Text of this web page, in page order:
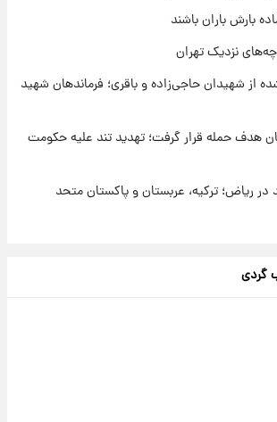
شد
بارش باران باشند
نزدیک تهران
از شهیدان حاجی‌زاده و باقری؛ فرماندهان شهید
هدف حمله قرار گرفت؛ تهدید تند علیه حکومت
در ریاض؛ ترکیه، عربستان و پاکستان متحد
گردی